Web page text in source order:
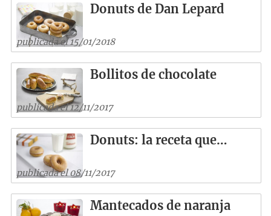
Donuts de Dan Lepard
publicada el 15/01/2018
Bollitos de chocolate
publicada el 12/11/2017
Donuts: la receta que…
publicada el 08/11/2017
Mantecados de naranja